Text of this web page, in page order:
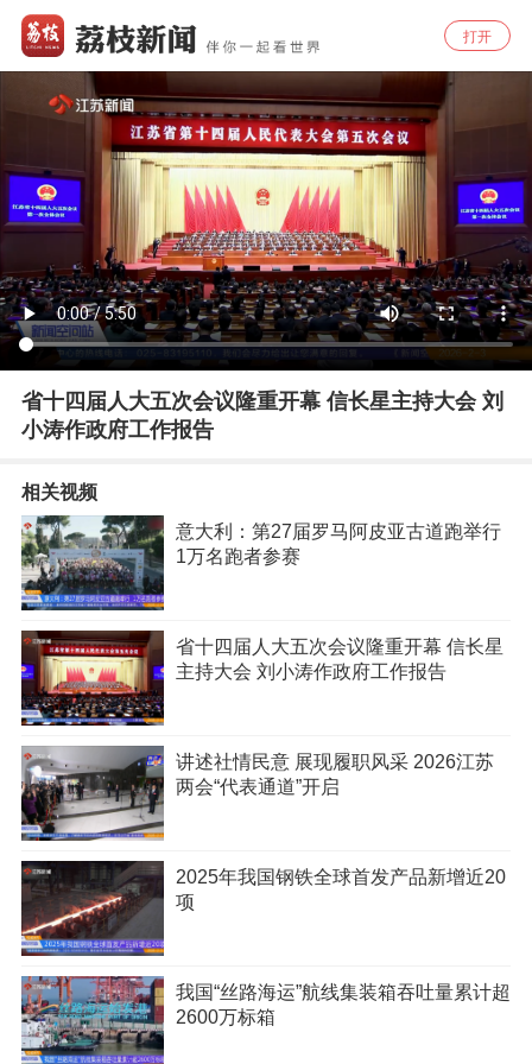
打开
省十四届人大五次会议隆重开幕 信长星主持大会 刘
小涛作政府工作报告
相关视频
意大利：第27届罗马阿皮亚古道跑举行
1万名跑者参赛
省十四届人大五次会议隆重开幕 信长星
主持大会 刘小涛作政府工作报告
讲述社情民意 展现履职风采 2026江苏
两会“代表通道”开启
2025年我国钢铁全球首发产品新增近20
项
我国“丝路海运”航线集装箱吞吐量累计超
2600万标箱